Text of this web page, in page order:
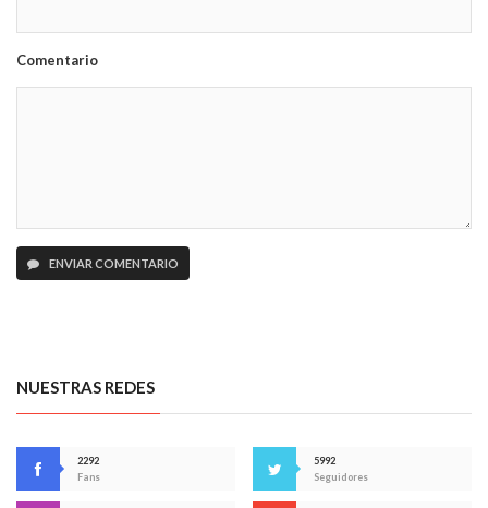
Comentario
ENVIAR COMENTARIO
NUESTRAS REDES
2292
Fans
5992
Seguidores